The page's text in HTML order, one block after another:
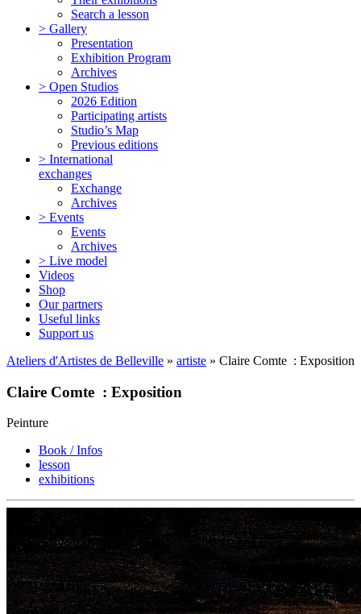
Search a lesson
> Gallery
Presentation
Exhibition Program
Archives
> Open Studios
2026 Edition
Participating artists
Studio’s Map
Previous editions
> International
exchanges
Exchange
Archives
> Events
Events
Archives
> Live model
Videos
Shop
Our partners
Useful links
Support us
Ateliers d'Artistes de Belleville » artiste » Claire Comte : Exposition
Claire Comte : Exposition
Peinture
Book / Infos
lesson
exhibitions